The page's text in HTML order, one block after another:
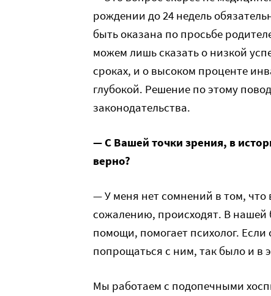
рождении до 24 недель
быть оказана по просьбе
можем лишь сказать о низкой
сроках, и о высоком проценте
глубокой. Решение по этому
законодательства.
— С Вашей точки зрения, в
верно?
— У меня нет сомнений в том, что
сожалению, происходят. В нашей
помощи, помогает психолог.
попрощаться с ним, так было и в
Мы работаем с подопечными